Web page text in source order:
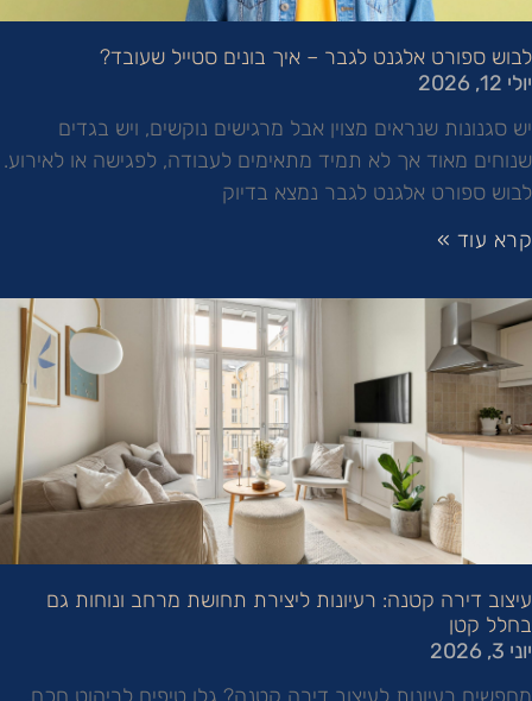
לבוש ספורט אלגנט לגבר – איך בונים סטייל שעובד?
יולי 12, 2026
יש סגנונות שנראים מצוין אבל מרגישים נוקשים, ויש בגדים
שנוחים מאוד אך לא תמיד מתאימים לעבודה, לפגישה או לאירוע.
לבוש ספורט אלגנט לגבר נמצא בדיוק
קרא עוד »
עיצוב דירה קטנה: רעיונות ליצירת תחושת מרחב ונוחות גם
בחלל קטן
יוני 3, 2026